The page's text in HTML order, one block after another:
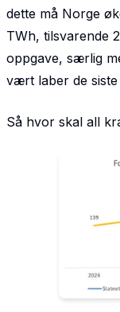
dette må Norge
TWh, tilsvarende
oppgave, særlig
vært laber de siste
Så hvor skal all